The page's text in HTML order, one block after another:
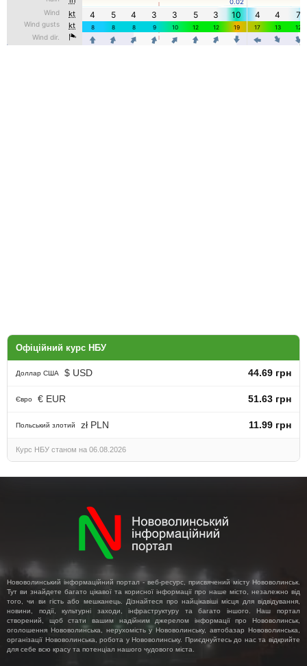
Офіційний курс НБУ
Доллар США $ USD 44.69 грн
Євро € EUR 51.63 грн
Польський злотий zł PLN 11.99 грн
Курс НБУ станом на 06.08.2026
Нововолинський інформаційний портал - веб-ресурс, присвячений місту Нововолинськ.
Тут ви знайдете багато цікавої та корисної інформації про наше місто, незалежно від
того, чи ви гість або мешканець. Дізнайтеся про найцікавіші місця для відвідування,
новини, події, культурні заходи, інфраструктуру та багато іншого. Наш портал
створений, щоб стати вашим надійним джерелом інформації про Нововолинськ,
оголошення Нововолинська, нерухомість у Нововолинську, автобазар Нововолинська,
організації Нововолинська, робота у Нововолинську. Приєднуйтесь до нас та відкрийте
для себе всю красу та потенціал нашого чудового міста.